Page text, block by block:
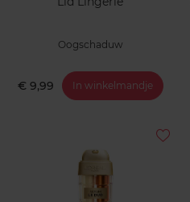
Oogschaduw
€ 9,99 In winkelmandje